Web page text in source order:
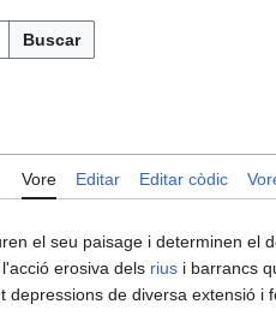
Buscar
Vore Editar Editar còdic
el seu paisage i determinen el
erosiva dels rius i barrancs
depressions de diversa extensió i